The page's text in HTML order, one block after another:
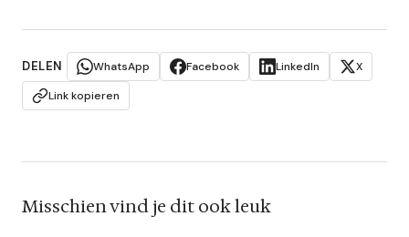
DELEN WhatsApp Facebook LinkedIn
X
Link kopieren
Misschien vind je dit ook leuk